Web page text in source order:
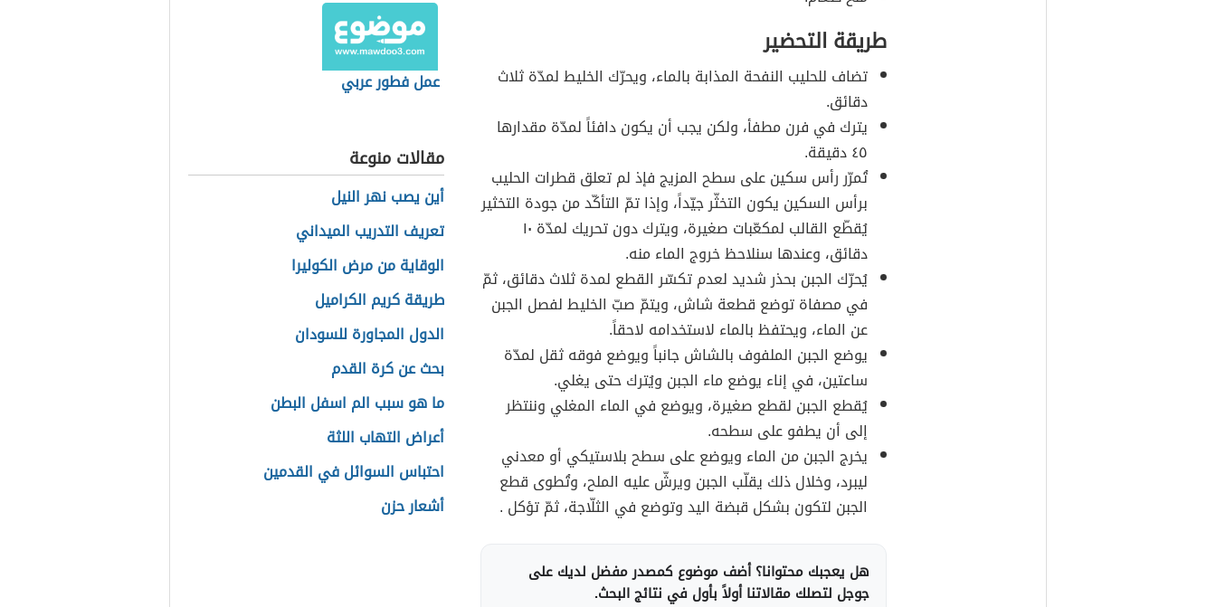
طريقة التحضير
تضاف للحليب النفحة المذابة بالماء، ويحرّك الخليط لمدّة ثلاث
دقائق.
يترك في فرن مطفأ، ولكن يجب أن يكون دافئاً لمدّة مقدارها
٤٥ دقيقة.
تُمرّر رأس سكين على سطح المزيج فإذ لم تعلق قطرات الحليب
برأس السكين يكون التخثّر جيّداً، وإذا تمّ التأكّد من جودة التخثير
يُقطّع القالب لمكعّبات صغيرة، ويترك دون تحريك لمدّة ١٠
دقائق، وعندها سنلاحظ خروج الماء منه.
يُحرّك الجبن بحذر شديد لعدم تكسّر القطع لمدة ثلاث دقائق، ثمّ
في مصفاة توضع قطعة شاش، ويتمّ صبّ الخليط لفصل الجبن
عن الماء، ويحتفظ بالماء لاستخدامه لاحقاً.
يوضع الجبن الملفوف بالشاش جانباً ويوضع فوقه ثقل لمدّة
ساعتين، في إناء يوضع ماء الجبن ويُترك حتى يغلي.
يُقطع الجبن لقطع صغيرة، ويوضع في الماء المغلي وننتظر
إلى أن يطفو على سطحه.
يخرج الجبن من الماء ويوضع على سطح بلاستيكي أو معدني
ليبرد، وخلال ذلك يقلّب الجبن ويرشّ عليه الملح، وتُطوى قطع
الجبن لتكون بشكل قبضة اليد وتوضع في الثلّاجة، ثمّ تؤكل .
هل يعجبك محتوانا؟ أضف موضوع كمصدر مفضل لديك على
جوجل لتصلك مقالاتنا أولاً بأول في نتائج البحث.
عمل فطور عربي
مقالات منوعة
أين يصب نهر النيل
تعريف التدريب الميداني
الوقاية من مرض الكوليرا
طريقة كريم الكراميل
الدول المجاورة للسودان
بحث عن كرة القدم
ما هو سبب الم اسفل البطن
أعراض التهاب اللثة
احتباس السوائل في القدمين
أشعار حزن